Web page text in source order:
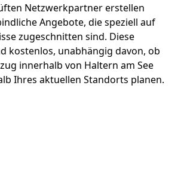
Netzwerkpartner erstellen
Angebote, die speziell auf
zugeschnitten sind. Diese
kostenlos, unabhängig davon, ob
innerhalb von Haltern am See
Ihres aktuellen Standorts planen.